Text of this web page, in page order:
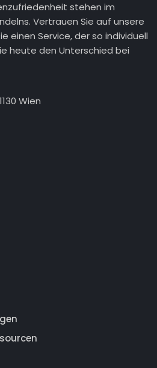
stehen im
Vertrauen Sie auf unsere
einen Service, der so individuell
heute den Unterschied bei
Wien